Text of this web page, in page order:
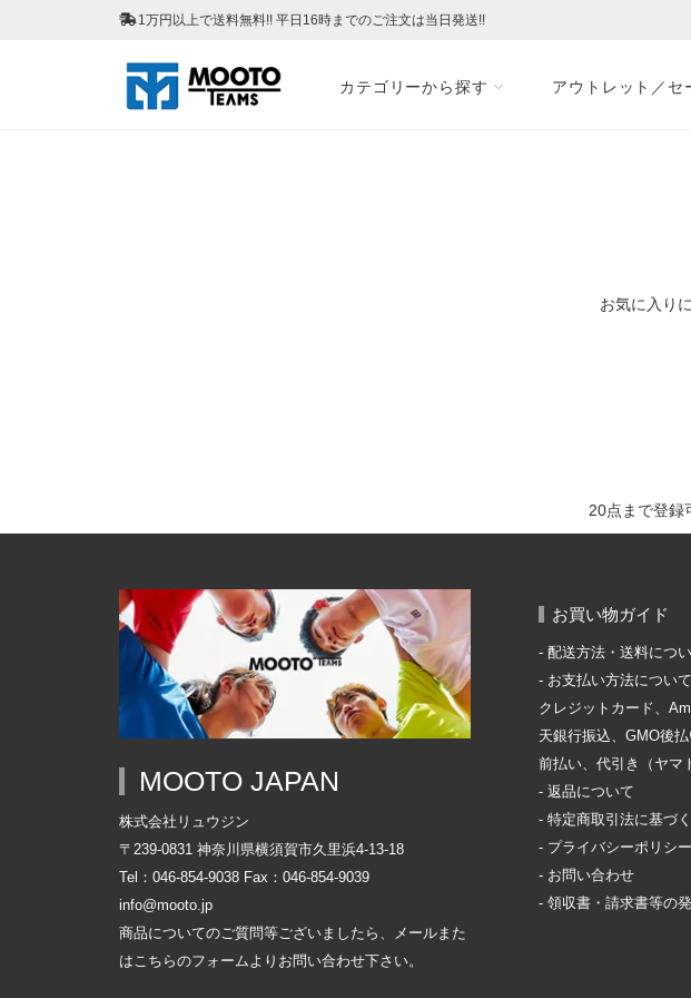
1万円以上で送料無料!! 平日16時までのご注文は当日発送!!
カテゴリーから探す アウトレット／セ
お気に入り
20点まで登録
MOOTO JAPAN
株式会社リュウジン
〒239-0831 神奈川県横須賀市久里浜4-13-18
Tel：046-854-9038 Fax：046-854-9039
info@mooto.jp
商品についてのご質問等ございましたら、メールまた
はこちらのフォームよりお問い合わせ下さい。
お買い物ガイド
配送方法・送料につ
お支払い方法について
クレジットカード、
天銀行振込、GMO後
前払い、代引き（ヤマ
返品について
特定商取引法に基づ
プライバシーポリシー
お問い合わせ
領収書・請求書等の